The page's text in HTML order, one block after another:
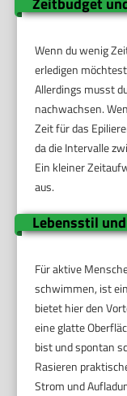
Wenn du wenig
erledigen
Allerdings musst
nachwachsen.
Zeit für das
da die Intervalle
Ein kleiner
aus.
Lebensstil
Für aktive
schwimmen, ist
bietet hier den
eine glatte
bist und spontan
Rasieren
Strom und